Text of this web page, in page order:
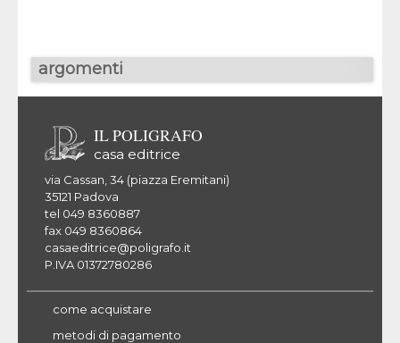
argomenti
IL POLIGRAFO
casa editrice
via Cassan, 34 (piazza Eremitani)
35121 Padova
tel 049 8360887
fax 049 8360864
casaeditrice@poligrafo.it
P.IVA 01372780286
come acquistare
metodi di pagamento